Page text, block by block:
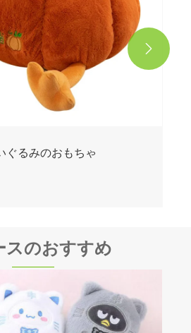

スのおすすめ
睡眠にする理由は何です